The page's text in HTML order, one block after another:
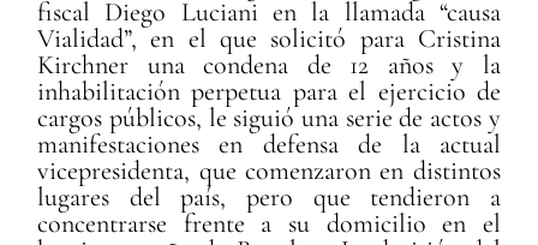
fiscal Diego Luciani en la llamada “causa
Vialidad”, en el que solicitó para Cristina
Kirchner una condena de 12 años y la
inhabilitación perpetua para el ejercicio de
cargos públicos, le siguió una serie de actos y
manifestaciones en defensa de la actual
vicepresidenta, que comenzaron en distintos
lugares del país, pero que tendieron a
concentrarse frente a su domicilio en el